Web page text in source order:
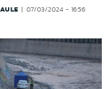
07/03/2024 - 16:56